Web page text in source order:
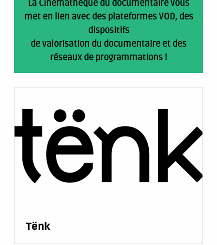
La Cinémathèque du documentaire vous
met en lien avec des plateformes VOD, des
dispositifs
de valorisation du documentaire et des
réseaux de programmations !
Tënk